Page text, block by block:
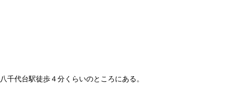
千代台駅徒歩４分くらいのところにある。